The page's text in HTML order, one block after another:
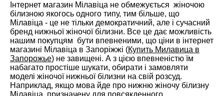
Інтернет магазин Мілавіца не обмежується жіночою
білизною якогось одного типу, тим більше, що
Мілавіца - це не тільки демократичний, але і сучасний
бренд нижньої жіночої білизни. Все це дає можливість
нашим покупцям бути впевненими, що ціни в інтернет
магазині Мілавіца в Запоріжжі (Купить Милавица в
Запорожье) не завищені. А з цією впевненістю їм
набагато простіше шукати, обирати і замовляти
моделі жіночої нижньої білизни на свій розсуд.
Наприклад, якщо мова йде про нижню жіночу білизну
Мілавіца, призначену для повсякденного